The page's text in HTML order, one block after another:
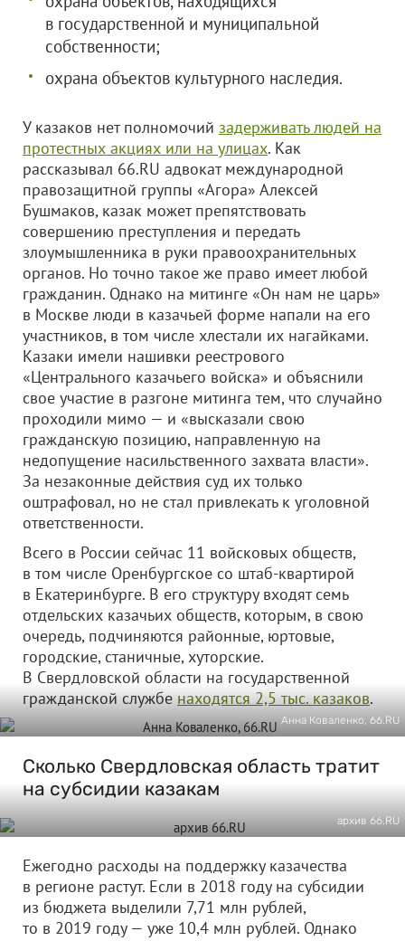
в государственной и муниципальной
собственности;
охрана объектов культурного наследия.
У казаков нет полномочий задерживать людей на
протестных акциях или на улицах. Как
рассказывал 66.RU адвокат международной
правозащитной группы «Агора» Алексей
Бушмаков, казак может препятствовать
совершению преступления и передать
злоумышленника в руки правоохранительных
органов. Но точно такое же право имеет любой
гражданин. Однако на митинге «Он нам не царь»
в Москве люди в казачьей форме напали на его
участников, в том числе хлестали их нагайками.
Казаки имели нашивки реестрового
«Центрального казачьего войска» и объяснили
свое участие в разгоне митинга тем, что случайно
проходили мимо — и «высказали свою
гражданскую позицию, направленную на
недопущение насильственного захвата власти».
За незаконные действия суд их только
оштрафовал, но не стал привлекать к уголовной
ответственности.
Всего в России сейчас 11 войсковых обществ,
в том числе Оренбургское со штаб-квартирой
в Екатеринбурге. В его структуру входят семь
отдельских казачьих обществ, которым, в свою
очередь, подчиняются районные, юртовые,
городские, станичные, хуторские.
В Свердловской области на государственной
гражданской службенаходятся 2,5 тыс. казаков.
Анна Коваленко, 66.RU
Сколько Свердловская область тратит
на субсидии казакам
архив 66.RU
Ежегодно расходы на поддержку казачества
в регионе растут. Если в 2018 году на субсидии
из бюджета выделили 7,71 млн рублей,
то в 2019 году — уже 10,4 млн рублей. Однако